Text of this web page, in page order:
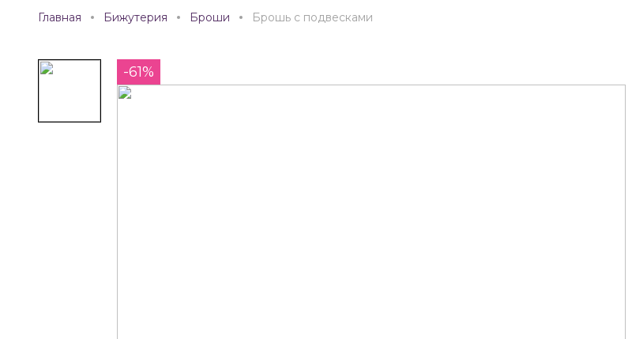
Главная Бижутерия Броши Брошь с подвесками
-61%